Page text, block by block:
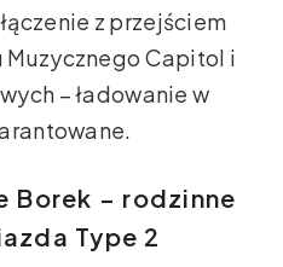
z przejściem
Capitol i
– ładowanie w
Borek – rodzinne
Type 2